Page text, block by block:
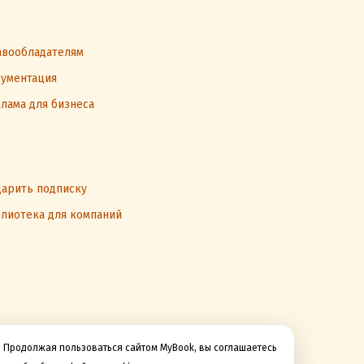
Продолжая пользоваться сайтом MyBook, вы соглашаетесь
для бизнеса
подписку
для компаний